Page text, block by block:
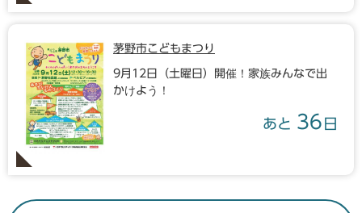
茅野市こどもまつり
9月12日（土曜日）開催！家族みんなで出
かけよう！
あと 36 日